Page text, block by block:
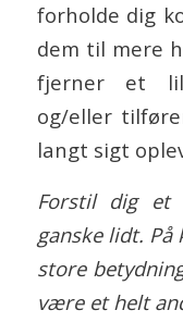
forholde dig
dem til mere
fjerner et
og/eller
langt sigt
Forstil dig
ganske lidt.
store
være et helt